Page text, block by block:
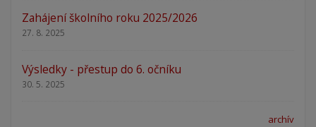
Zahájení školního roku 2025/2026
27. 8. 2025
Výsledky - přestup do 6. očníku
30. 5. 2025
archív